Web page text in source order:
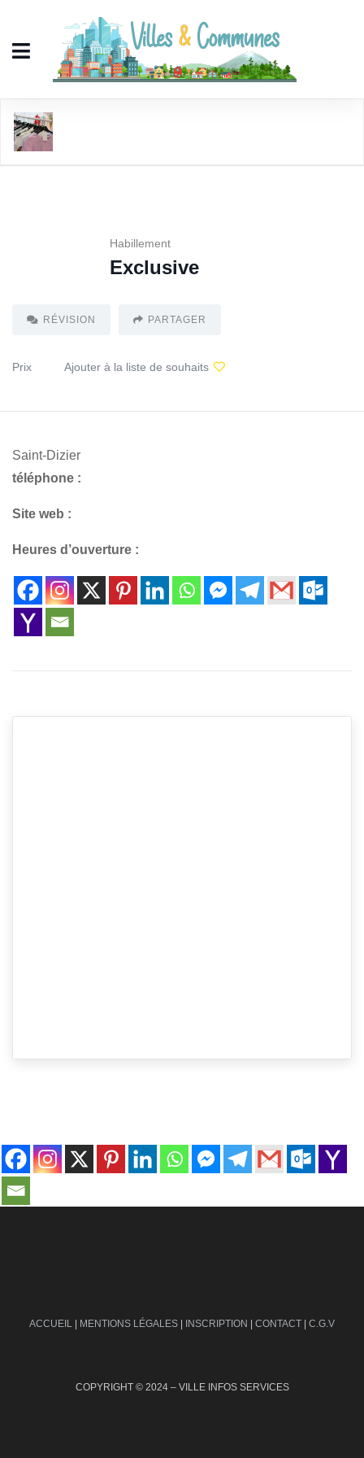
Habillement
Exclusive
RÉVISION PARTAGER
Prix Ajouter à la liste de souhaits
Saint-Dizier
téléphone :
Site web :
Heures d’ouverture :
ACCUEIL | MENTIONS LÉGALES | INSCRIPTION | CONTACT | C.G.V
COPYRIGHT © 2024 – VILLE INFOS SERVICES